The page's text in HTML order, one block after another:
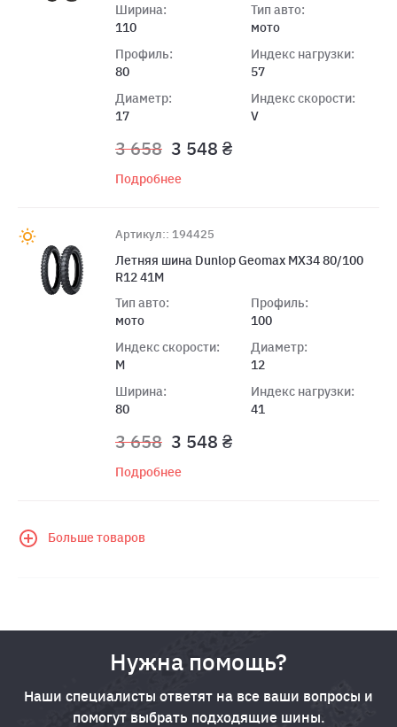
Ширина:
110
Профиль:
80
Диаметр:
17
Тип авто:
мото
Индекс нагрузки:
57
Индекс скорости:
V
3 658 3 548 ₴
Подробнее
Артикул:: 194425
Летняя шина Dunlop Geomax MX34 80/100
R12 41M
Тип авто:
мото
Индекс скорости:
M
Ширина:
80
Профиль:
100
Диаметр:
12
Индекс нагрузки:
41
3 658 3 548 ₴
Подробнее
Больше товаров
Нужна помощь?
Наши специалисты ответят на все ваши вопросы и
помогут выбрать подходящие шины.